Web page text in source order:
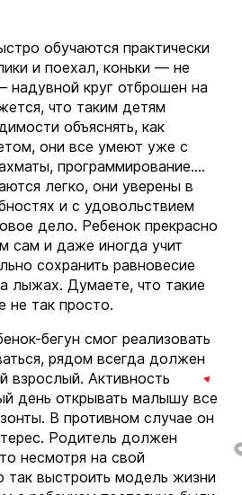
обучаются практически
и поехал, коньки — не
надувной круг отброшен на
что таким детям
объяснять, как
они все умеют уже с
программирование….
легко, они уверены в
и с удовольствием
дело. Ребенок прекрасно
сам и даже иногда учит
сохранить равновесие
лыжах. Думаете, что такие
не так просто.
бегун смог реализовать
рядом всегда должен
взрослый. Активность
день открывать малышу все
В противном случае он
Родитель должен
несмотря на свой
так выстроить модель жизни